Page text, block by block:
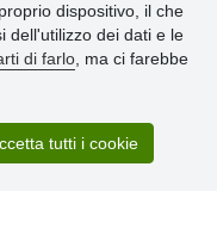
dispositivo, il che
dell'utilizzo dei dati e le
di farlo , ma ci farebbe
tutti i cookie